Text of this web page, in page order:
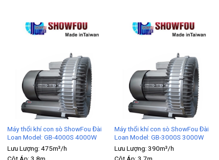
Máy thổi khí con sò ShowFou Đài
Loan Model: GB-4000S 4000W
Lưu Lượng: 475m³/h
Cột Áp: 3.8m
Máy thổi khí con sò ShowFou Đài
Loan Model: GB-3000S 3000W
Lưu Lượng: 390m³/h
Cột Áp: 3.7m